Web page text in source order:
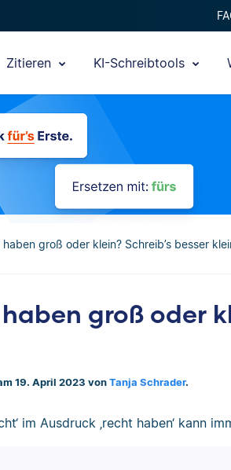
Zitieren KI-Schreibtools
haben groß oder klein? Schreib’s besser
groß oder
19. April 2023 von Tanja Schrader.
im Ausdruck ‚recht haben‘ kann